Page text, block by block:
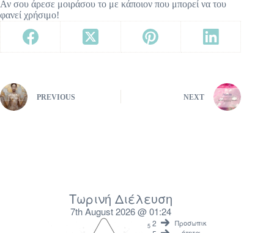
Αν σου άρεσε μοιράσου το με κάποιον που μπορεί να του
φανεί χρήσιμο!
PREVIOUS NEXT
Τωρινή Διέλευση
7th August 2026 @ 01:24
52
Προσωπικ